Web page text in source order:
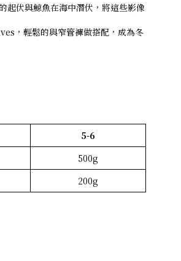
伏與鯨魚在海中潛伏，將這些影像
，輕鬆的與窄管褲做搭配，成為冬
5-6
500g
200g